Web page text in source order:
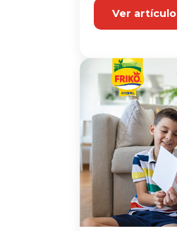
Ver artículo